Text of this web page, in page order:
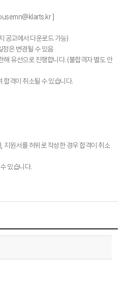
]
공고에서 다운로드 가능)
은 변경될 수 있음
유선으로 진행합니다. (불합격자 별도 안
합격이 취소될 수 있습니다.
지원서를 허위로 작성한 경우 합격이 취소
있습니다.